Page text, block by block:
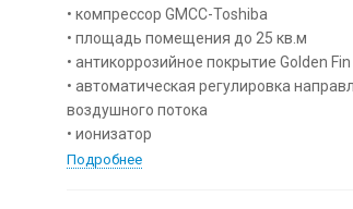
• компрессор GMCC-Toshiba
• площадь помещения до 25 кв.м
• антикоррозийное покрытие Golden Fin
• автоматическая регулировка
воздушного потока
• ионизатор
Подробнее